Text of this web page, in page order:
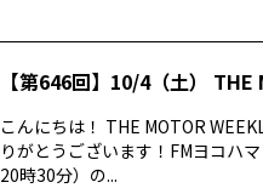
【第646回】10/4（土） THE
こんにちは！ THE MOTOR
りがとうございます！FMヨコハ
20時30分）の...